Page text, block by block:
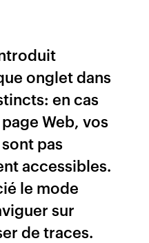
onglet dans
en cas
Web, vos
pas
accessibles.
le mode
sur
de traces.